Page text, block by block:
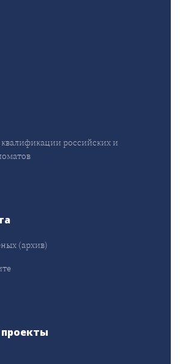
российских и
(архив)